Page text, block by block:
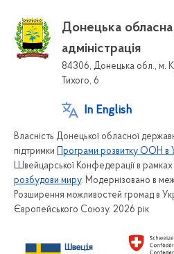
Донецька
адміністрація
84306, Донецька обл., м.
Тихого, 6
In English
Власність Донецької обласної
підтримки
Програми розвитку ООН в
Швейцарської Конфедерації в рамках
розбудови миру. Модернізовано в
Розширення можливостей громад в
Європейського Союзу. 2026 рік